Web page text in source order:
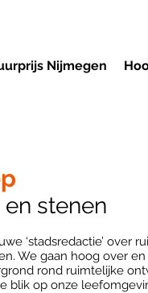
Nijmegen
stenen
‘stadsredactie’ over
We gaan hoog over
rond ruimtelijke
blik op onze